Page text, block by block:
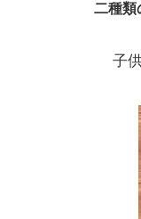
二種類
子